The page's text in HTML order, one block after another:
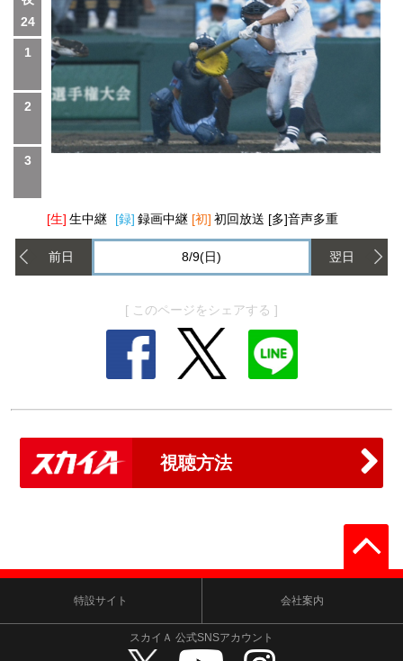
24
1
2
3
[生] 生中継 [録] 録画中継 [初] 初回放送 [多]音声多重
前日 8/9(日) 翌日
[ このページをシェアする ]
視聴方法
特設サイト 会社案内
スカイＡ 公式SNSアカウント